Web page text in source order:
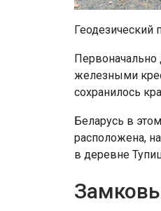
Геодезический
Первоначально
железными
сохранилось
Беларусь в
расположена,
в деревне